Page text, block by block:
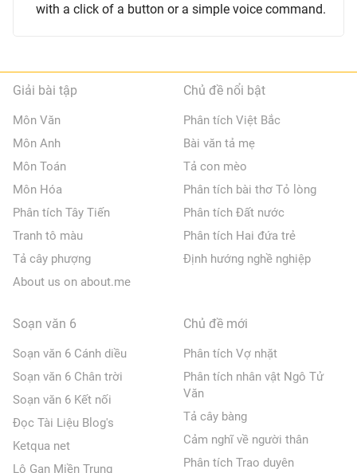
with a click of a button or a simple voice command.
Giải bài tập
Môn Văn
Môn Anh
Môn Toán
Môn Hóa
Phân tích Tây Tiến
Tranh tô màu
Tả cây phượng
About us on about.me
Chủ đề nổi bật
Phân tích Việt Bắc
Bài văn tả mẹ
Tả con mèo
Phân tích bài thơ Tỏ lòng
Phân tích Đất nước
Phân tích Hai đứa trẻ
Định hướng nghề nghiệp
Soạn văn 6
Soạn văn 6 Cánh diều
Soạn văn 6 Chân trời
Soạn văn 6 Kết nối
Đọc Tài Liệu Blog's
Ketqua net
Lô Gan Miền Trung
Chủ đề mới
Phân tích Vợ nhặt
Phân tích nhân vật Ngô Tử
Văn
Tả cây bàng
Cảm nghĩ về người thân
Phân tích Trao duyên